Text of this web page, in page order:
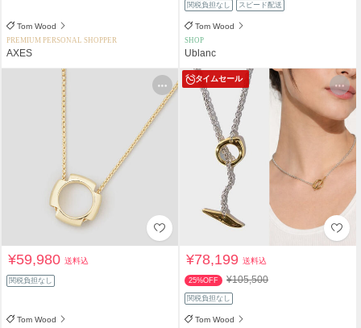
Tom Wood
PREMIUM PERSONAL SHOPPER
AXES
関税負担なし スピード配送
Tom Wood
SHOP
Ublanc
¥59,980送料込
関税負担なし
Tom Wood
タイムセール
¥78,199送料込
25%OFF ¥105,500
関税負担なし
Tom Wood